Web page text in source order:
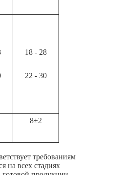
18 - 28
22 - 30
8±2
требованиям
на всех стадиях